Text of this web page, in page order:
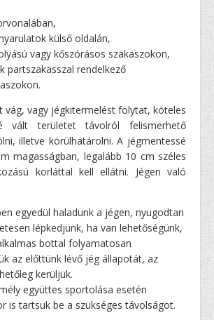
külső oldalán,
vagy kőszórásos szakaszokon,
partszakasszal rendelkező
vág, vagy jégkitermelést folytat, köteles
vált területet távolról felismerhető
illetve körülhatárolni. A jégmentessé
magasságban, legalább 10 cm széles
korláttal kell ellátni. Jégen való
egyedül haladunk a jégen, nyugodtan
lépkedjünk, ha van lehetőségünk,
bottal folyamatosan
az előttünk lévő jég állapotát, az
kerüljük.
együttes sportolása esetén
is tartsuk be a szükséges távolságot.